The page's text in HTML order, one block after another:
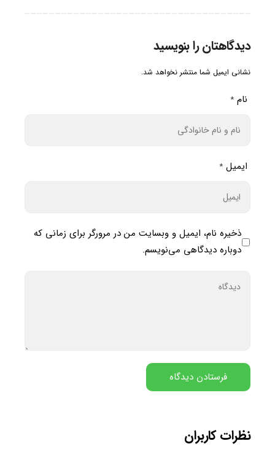
دیدگاهتان را بنویسید
نشانی ایمیل شما منتشر نخواهد شد.
نام *
ایمیل *
ذخیره نام، ایمیل و وبسایت من در مرورگر برای زمانی که
دوباره دیدگاهی می‌نویسم.
نظرات کاربران